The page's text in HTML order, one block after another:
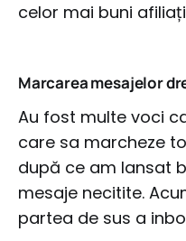
celor mai buni
Marcarea mesajelor
Au fost multe voci
care sa marcheze
după ce am lansat
mesaje necitite.
partea de sus a